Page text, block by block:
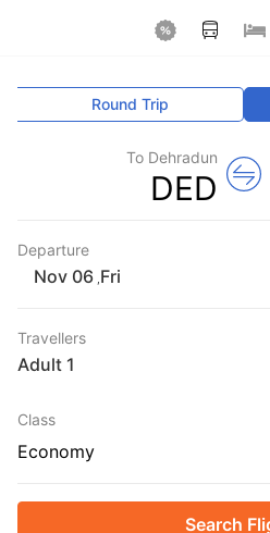
Round Trip
To Dehradun
DED
Departure
Fri
Travellers
1 Adult
Class
Economy